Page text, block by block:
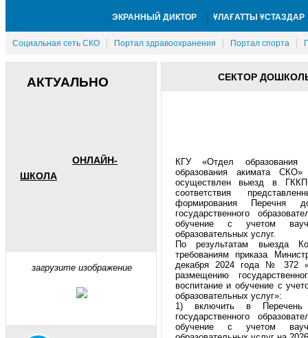
ЭКРАННЫЙ ДИКТОР ҰЛАҒАТТЫ ҰСТАЗДАР
Социальная сеть СКО Портал здравоохранения Портал спорта
АКТУАЛЬНО
ОНЛАЙН-
ШКОЛА
загрузите изображение
СЕКТОР
КГУ «Отдел образования
образования акимата
осуществлен выезд в
соответствия
формирования Перечня
государственного
обучение с учетом
образовательных услуг.
По результатам выезда
требованиям приказа
декабря 2024 года № 372
размещению
воспитание и обучение с
образовательных услуг»:
1) включить в Перечень
государственного
обучение с учетом